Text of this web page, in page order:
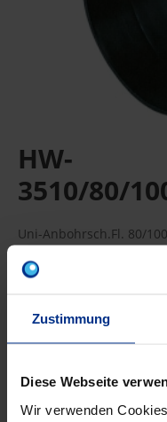
Zustimmung
Diese Webseite
Wir verwenden
HW-
3510/80/
Uni-Anbohrsch.Fl. 80/
Anbohrschelle /
40 Stück = 1 Palette